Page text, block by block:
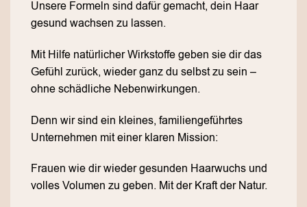
Unsere Formeln sind dafür gemacht, dein Haar
gesund wachsen zu lassen.
Mit Hilfe natürlicher Wirkstoffe geben sie dir das
Gefühl zurück, wieder ganz du selbst zu sein –
ohne schädliche Nebenwirkungen.
Denn wir sind ein kleines, familiengeführtes
Unternehmen mit einer klaren Mission:
Frauen wie dir wieder gesunden Haarwuchs und
volles Volumen zu geben. Mit der Kraft der Natur.